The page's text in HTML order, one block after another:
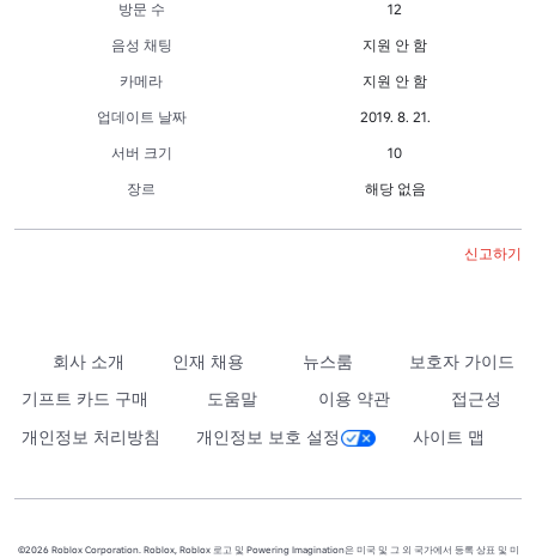
방문 수
12
음성 채팅
지원 안 함
카메라
지원 안 함
업데이트 날짜
2019. 8. 21.
서버 크기
10
장르
해당 없음
신고하기
회사 소개 인재 채용 뉴스룸
보호자 가이드
기프트 카드 구매
도움말 이용 약관
접근성
개인정보 처리방침
개인정보 보호 설정 사이트 맵
©2026 Roblox Corporation. Roblox, Roblox 로고 및 Powering Imagination은 미국 및 그 외 국가에서 등록 상표 및 미